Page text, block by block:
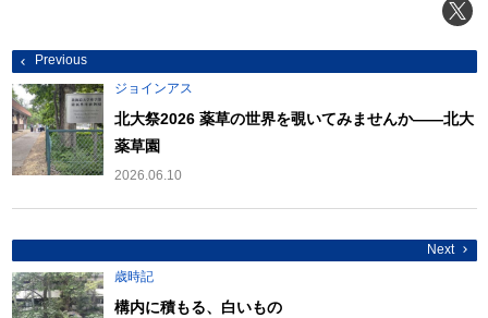
投
稿
ナ
ビ
ゲ
ー
シ
ョ
ン
Previous
ジョインアス
北大祭2026 薬草の世界を覗いてみませんか――北大
薬草園
2026.06.10
Next
歳時記
構内に積もる、白いもの